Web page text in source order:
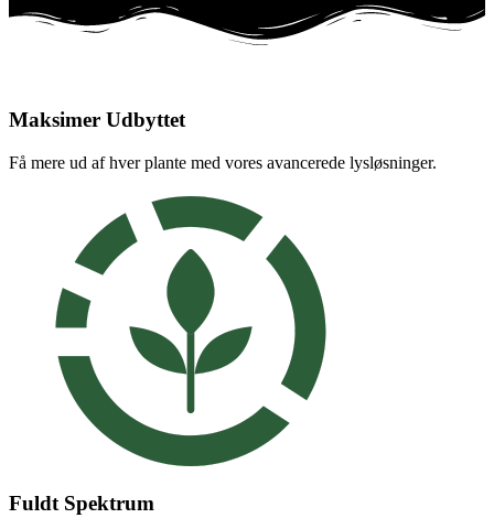
Maksimer Udbyttet
Få mere ud af hver plante med vores avancerede lysløsninger.
Fuldt Spektrum